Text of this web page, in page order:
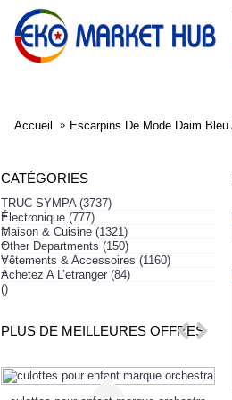
Accueil Escarpins De Mode Daim
CATÉGORIES
TRUC SYMPA (3737)
+
Électronique (777)
+
Maison & Cuisine (1321)
+
Other Departments (150)
+
Vêtements & Accessoires (1160)
+
Achetez A L’etranger (84)
()
PLUS DE MEILLEURES OFFRES